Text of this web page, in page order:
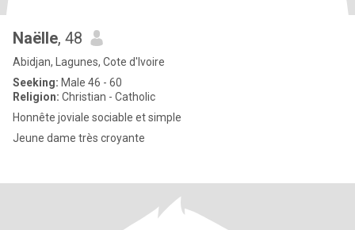
Naëlle, 48
Abidjan, Lagunes, Cote d'Ivoire
Seeking: Male 46 - 60
Religion: Christian - Catholic
Honnête joviale sociable et simple
Jeune dame très croyante